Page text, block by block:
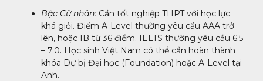
Bậc Cử nhân: Cần tốt nghiệp THPT với học lực
khá giỏi. Điểm A-Level thường yêu cầu AAA trở
lên, hoặc IB từ 36 điểm. IELTS thường yêu cầu 6.5
– 7.0. Học sinh Việt Nam có thể cần hoàn thành
khóa Dự bị Đại học (Foundation) hoặc A-Level tại
Anh.